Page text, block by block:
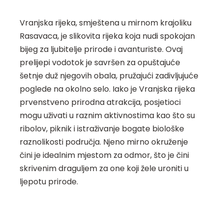
Vranjska rijeka, smještena u mirnom krajoliku
Rasavaca, je slikovita rijeka koja nudi spokojan
bijeg za ljubitelje prirode i avanturiste. Ovaj
prelijepi vodotok je savršen za opuštajuće
šetnje duž njegovih obala, pružajući zadivljujuće
poglede na okolno selo. Iako je Vranjska rijeka
prvenstveno prirodna atrakcija, posjetioci
mogu uživati u raznim aktivnostima kao što su
ribolov, piknik i istraživanje bogate biološke
raznolikosti područja. Njeno mirno okruženje
čini je idealnim mjestom za odmor, što je čini
skrivenim draguljem za one koji žele uroniti u
ljepotu prirode.